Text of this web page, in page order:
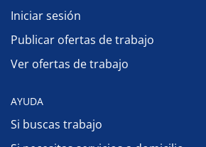
Iniciar sesión
Publicar ofertas de trabajo
Ver ofertas de trabajo
AYUDA
Si buscas trabajo